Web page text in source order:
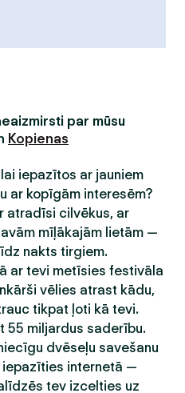
par mūsu
Kopienas
iepazītos ar jauniem
ar kopīgām interesēm?
atradīsi cilvēkus, ar
mīļākajām lietām —
nakts tirgiem.
ar tevi metīsies festivāla
vēlies atrast kādu,
tikpat ļoti kā tevi.
55 miljardus saderību.
dvēseļu savešanu
iepazīties internetā —
tev izcelties uz